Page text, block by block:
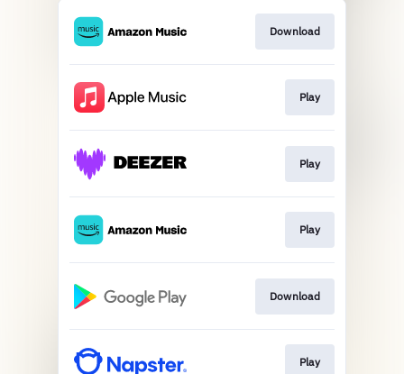
Download
Play
Play
Play
Download
Play